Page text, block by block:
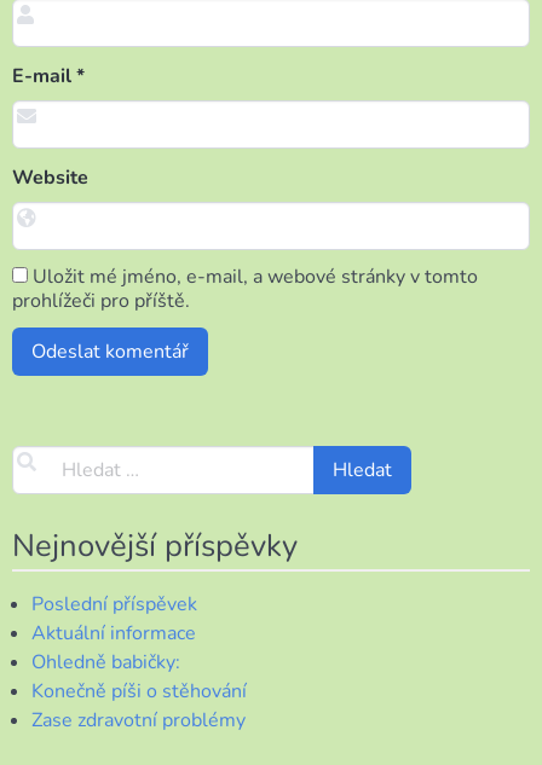
E-mail*
Website
Uložit mé jméno, e-mail, a webové stránky v tomto
prohlížeči pro příště.
Nejnovější příspěvky
Poslední příspěvek
Aktuální informace
Ohledně babičky:
Konečně píši o stěhování
Zase zdravotní problémy